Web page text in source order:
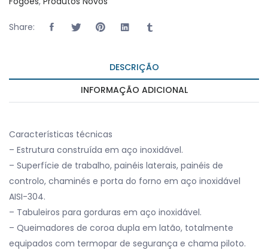
Share:
DESCRIÇÃO
INFORMAÇÃO ADICIONAL
Características técnicas
– Estrutura construída em aço inoxidável.
– Superfície de trabalho, painéis laterais, painéis de
controlo, chaminés e porta do forno em aço inoxidável
AISI-304.
– Tabuleiros para gorduras em aço inoxidável.
– Queimadores de coroa dupla em latão, totalmente
equipados com termopar de segurança e chama piloto.